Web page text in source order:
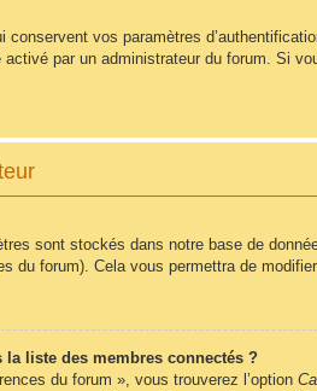
vos paramètres
par un administrateur du forum. Si
sont stockés dans notre base de
du forum). Cela vous permettra de
la liste des membres connectés ?
du forum », vous trouverez l’option